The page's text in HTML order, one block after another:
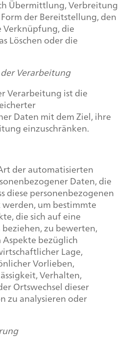
Übermittlung, Verbreitung
der Bereitstellung, den
die
Löschen oder die
Verarbeitung
Verarbeitung ist die
Daten mit dem Ziel, ihre
einzuschränken.
der automatisierten
Daten, die
diese personenbezogenen
um bestimmte
die sich auf eine
zu bewerten,
bezüglich
Lage,
Vorlieben,
Verhalten,
Ortswechsel dieser
zu analysieren oder